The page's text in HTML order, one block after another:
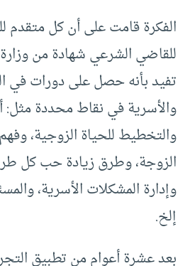
الفكرة قامت على أن كل متقدم
للقاضي الشرعي شهادة من
تفيد بأنه حصل على دورات في
والأسرية في نقاط محددة مثل:
والتخطيط للحياة الزوجية،
الزوجة، وطرق زيادة حب كل
وإدارة المشكلات الأسرية،
إلخ.
بعد عشرة أعوام من تطبيق